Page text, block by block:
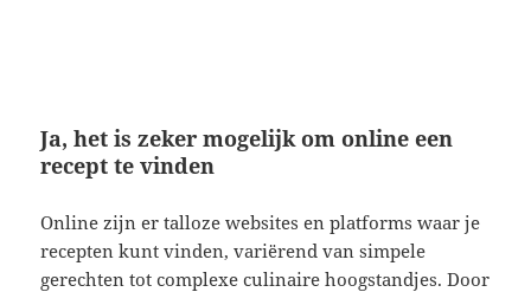
Ja, het is zeker mogelijk om online een
recept te vinden
Online zijn er talloze websites en platforms waar je
recepten kunt vinden, variërend van simpele
gerechten tot complexe culinaire hoogstandjes. Door